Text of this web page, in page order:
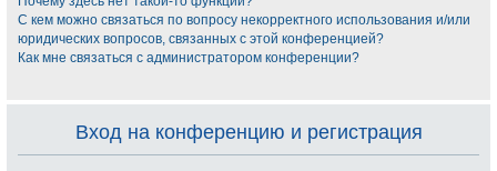
С кем можно связаться по вопросу некорректного использования и/или
юридических вопросов, связанных с этой конференцией?
Как мне связаться с администратором конференции?
Вход на конференцию и регистрация